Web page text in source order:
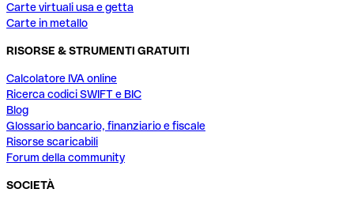
Carte virtuali usa e getta
Carte in metallo
RISORSE & STRUMENTI GRATUITI
Calcolatore IVA online
Ricerca codici SWIFT e BIC
Blog
Glossario bancario, finanziario e fiscale
Risorse scaricabili
Forum della community
SOCIETÀ